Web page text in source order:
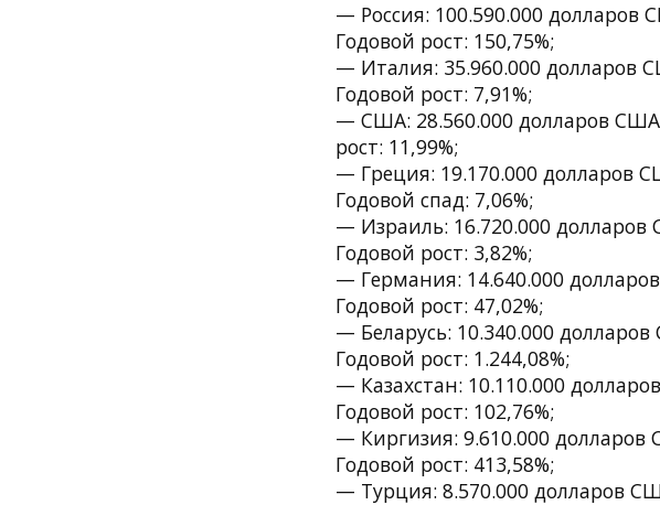
— Россия: 100.590.000 долларов
Годовой рост: 150,75%;
— Италия: 35.960.000 долларов
Годовой рост: 7,91%;
— США: 28.560.000 долларов
рост: 11,99%;
— Греция: 19.170.000 долларов
Годовой спад: 7,06%;
— Израиль: 16.720.000
Годовой рост: 3,82%;
— Германия: 14.640.000
Годовой рост: 47,02%;
— Беларусь: 10.340.000
Годовой рост: 1.244,08%;
— Казахстан: 10.110.000
Годовой рост: 102,76%;
— Киргизия: 9.610.000
Годовой рост: 413,58%;
— Турция: 8.570.000 долларов